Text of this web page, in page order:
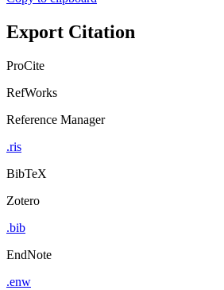
Export Citation
ProCite
RefWorks
Reference Manager
.ris
BibTeX
Zotero
.bib
EndNote
.enw